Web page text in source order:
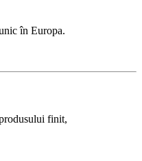
în Europa.
finit,